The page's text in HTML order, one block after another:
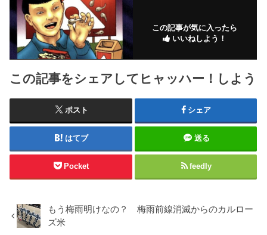
この記事が気に入ったら
いいねしよう！
この記事をシェアしてヒャッハー！しよう
ポスト シェア
はてブ 送る
Pocket feedly
もう梅雨明けなの？ 梅雨前線消滅からのカルロー
ズ米